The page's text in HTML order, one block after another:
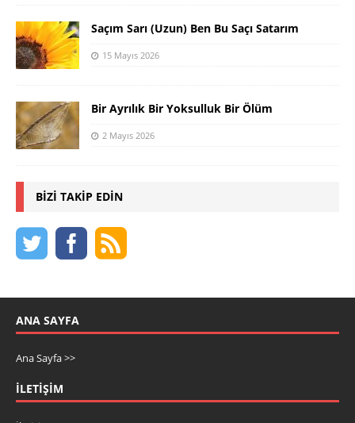
Saçım Sarı (Uzun) Ben Bu Saçı Satarım
15 Mayıs 2026
Bir Ayrılık Bir Yoksulluk Bir Ölüm
2 Mayıs 2026
BIZI TAKIP EDIN
ANA SAYFA
Ana Sayfa >>
İLETIŞIM